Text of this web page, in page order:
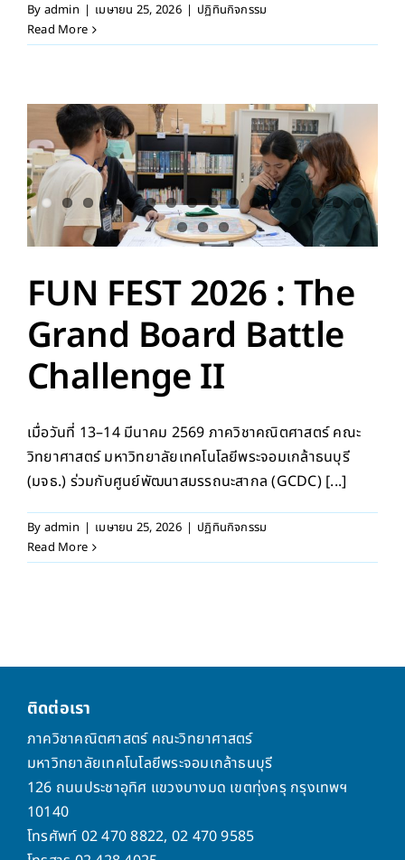
By admin | เมษายน 25, 2026 | ปฏิทินกิจกรรม
Read More
FUN FEST 2026 : The
Grand Board Battle
Challenge II
เมื่อวันที่ 13–14 มีนาคม 2569 ภาควิชาคณิตศาสตร์ คณะ
วิทยาศาสตร์ มหาวิทยาลัยเทคโนโลยีพระจอมเกล้าธนบุรี
(มจธ.) ร่วมกับศูนย์พัฒนาสมรรถนะสากล (GCDC) [...]
By admin | เมษายน 25, 2026 | ปฏิทินกิจกรรม
Read More
ติดต่อเรา
ภาควิชาคณิตศาสตร์ คณะวิทยาศาสตร์
มหาวิทยาลัยเทคโนโลยีพระจอมเกล้าธนบุรี
126 ถนนประชาอุทิศ แขวงบางมด เขตทุ่งครุ กรุงเทพฯ
10140
โทรศัพท์ 02 470 8822, 02 470 9585